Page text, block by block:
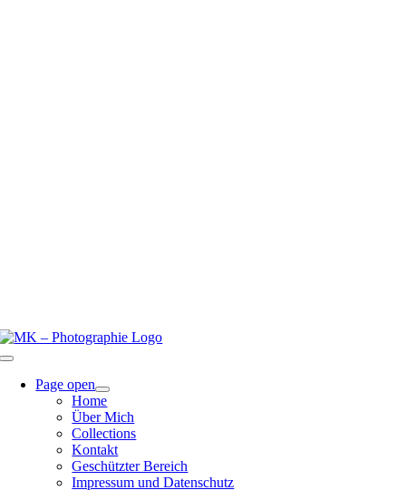
Page open
Home
Über Mich
Collections
Kontakt
Geschützter Bereich
Impressum und Datenschutz